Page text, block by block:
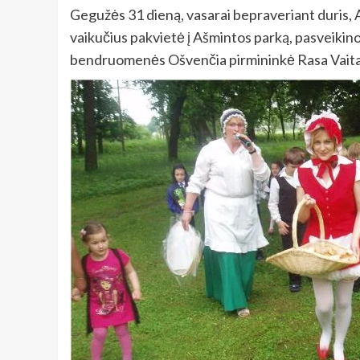
Gegužės 31 dieną, vasarai bepraveriant
vaikučius pakvietė į Ašmintos parką,
bendruomenės Ošvenčia pirmininkė Rasa